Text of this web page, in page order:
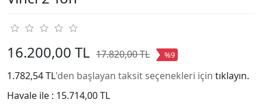
16.200,00 TL 17.820,00 TL %9
1.782,54 TL'den başlayan taksit seçenekleri için tıklayın.
Havale ile : 15.714,00 TL